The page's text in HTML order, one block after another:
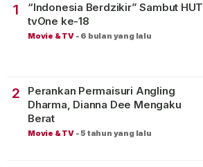
1
“Indonesia Berdzikir” Sambut HUT
tvOne ke-18
Movie & TV - 6 bulan yang lalu
2
Perankan Permaisuri Angling
Dharma, Dianna Dee Mengaku
Berat
Movie & TV -5 tahun yang lalu